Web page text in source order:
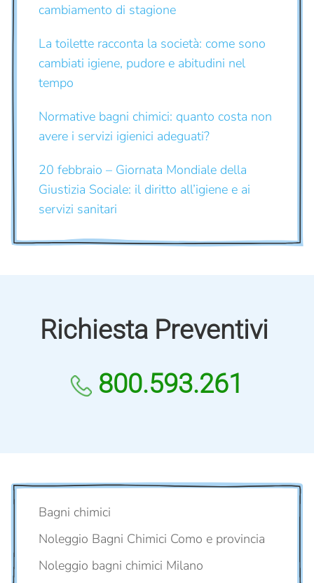
cambiamento di stagione
La toilette racconta la società: come sono
cambiati igiene, pudore e abitudini nel
tempo
Normative bagni chimici: quanto costa non
avere i servizi igienici adeguati?
20 febbraio – Giornata Mondiale della
Giustizia Sociale: il diritto all’igiene e ai
servizi sanitari
Richiesta Preventivi
800.593.261
Bagni chimici
Noleggio Bagni Chimici Como e provincia
Noleggio bagni chimici Milano